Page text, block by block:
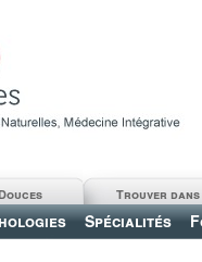
Spécialités
Trouver